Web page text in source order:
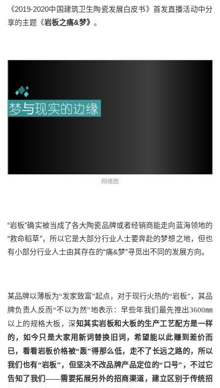
《2019-2020中国建筑卫生陶瓷发展白皮书》首发直播活动中分
享的主题《岩板之痛&梦》 。
网络图
“岩板”确实被当成了各大陶瓷品牌或者经销商能走向蓝海领地的
“救命稻草”，所以它是大部分行业人士要奔赴的梦想之地，但也
有小部分行业人士由其存在的“痛&梦”寻觅出不同的发展方向。
某品牌以薄板为“发家致富”起点，对于现行火热的“岩板”，其品
牌负责人反而“不以为然”地表示：早些年我们最先推出3600㎜
以上的规格大板，深知其实岩板和大板的生产工艺配方是一样
的，如今只是大家用新词替换旧词，希望能以此赚到差价而
已，看看岩板价格被“轰”得那么低，走不了长远之路的，所以
我们也有“岩板”，但坚决不改品牌产品定位的“口号”，不过它
告知了我们——需要拓展另外的招商渠道，建立区别于传统招